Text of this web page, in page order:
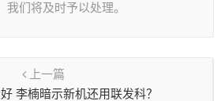
们将及时予以处理。
上一篇
李楠暗示新机还用联发科？